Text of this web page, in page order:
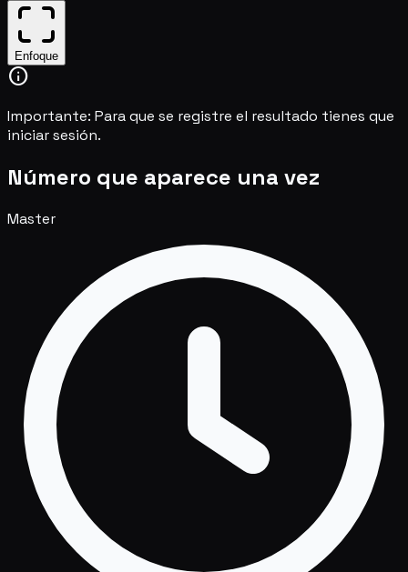
Enfoque
info
Importante: Para que se registre el resultado tienes que
iniciar sesión.
Número que aparece una vez
Master